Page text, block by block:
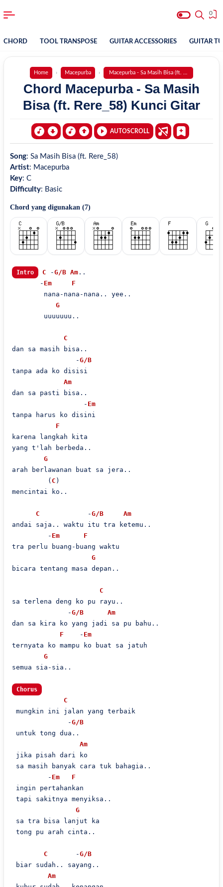
0
CHORD TOOL TRANSPOSE GUITAR ACCESSORIES GUITAR
Home Macepurba Macepurba - Sa Masih Bisa (ft. Rere_58)
Chord Macepurba - Sa Masih
Bisa (ft. Rere_58) Kunci Gitar
AUTOSCROLL
Song: Sa Masih Bisa (ft. Rere_58)
Artist: Macepurba
Key: C
Difficulty: Basic
Chord yang digunakan (7)
Intro C -G/B Am..
       -
Em
F
        nana-nana-nana.. yee..
G
        uuuuuuu..
C
dan sa masih bisa..
                -
G/B
tanpa ada ko disisi
Am
dan sa pasti bisa..
                  -
Em
tanpa harus ko disini
F
karena langkah kita
yang t'lah berbeda..
G
arah berlawanan buat sa jera..
         (
C )
mencintai ko..
C
            -
G/B
Am
andai saja.. waktu itu tra ketemu..
         -
Em
F
tra perlu buang-buang waktu
G
bicara tentang masa depan..
C
sa terlena deng ko pu rayu..
              -
G/B
Am
dan sa kira ko yang jadi sa pu bahu..
F
    -
Em
ternyata ko mampu ko buat sa jatuh
G
semua sia-sia..
Chorus
C
mungkin ini jalan yang terbaik
              -
G/B
untuk tong dua..
Am
jika pisah dari ko
sa masih banyak cara tuk bahagia..
         -
Em
F
ingin pertahankan
tapi sakitnya menyiksa..
G
sa tra bisa lanjut ka
tong pu arah cinta..
C
       -
G/B
biar sudah.. sayang..
Am